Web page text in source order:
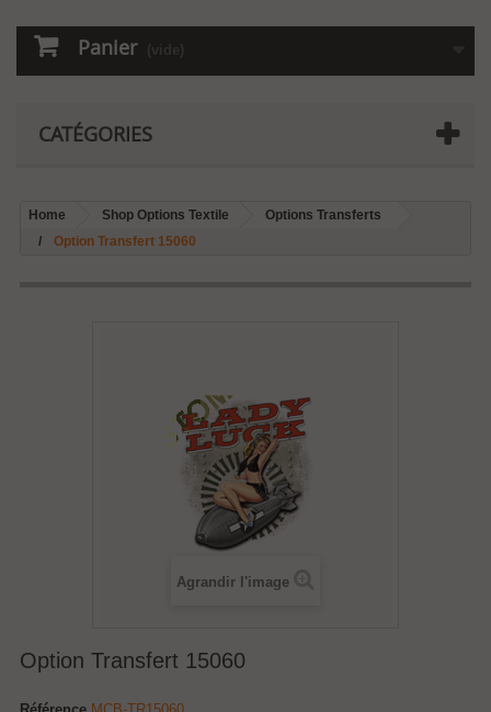
Panier (vide)
CATÉGORIES
Home Shop Options Textile
Options Transferts
Option Transfert 15060
Agrandir l'image
Option Transfert 15060